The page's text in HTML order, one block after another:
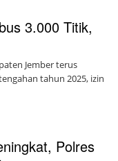
3.000 Titik,
Jember terus
tahun 2025, izin
Polres